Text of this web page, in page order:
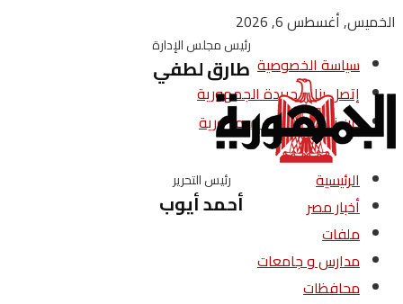
الخميس, أغسطس 6, 2026
سياسة الخصوصية
إتصل بنا – جريدة الجمهورية
من نحن – جريدة الجمهورية
رئيس مجلس الإدارة
طارق لطفي
رئيس التحرير
أحمد أيوب
الرئيسية
أخبار مصر
ملفات
مدارس و جامعات
محافظات